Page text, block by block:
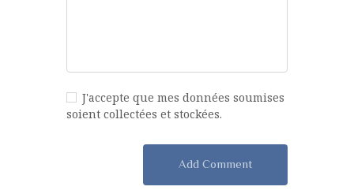
J'accepte que mes données soumises
soient collectées et stockées.